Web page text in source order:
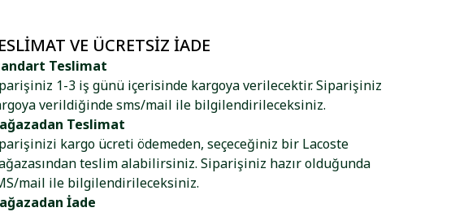
VE ÜCRETSIZ İADE
Teslimat
1-3 iş günü içerisinde kargoya verilecektir. Siparişiniz
verildiğinde sms/mail ile bilgilendirileceksiniz.
Teslimat
kargo ücreti ödemeden, seçeceğiniz bir Lacoste
teslim alabilirsiniz. Siparişiniz hazır olduğunda
mail ile bilgilendirileceksiniz.
İade